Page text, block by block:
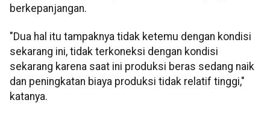
berkepanjangan.
"Dua hal itu tampaknya tidak ketemu dengan kondisi
sekarang ini, tidak terkoneksi dengan kondisi
sekarang karena saat ini produksi beras sedang naik
dan peningkatan biaya produksi tidak relatif tinggi,"
katanya.